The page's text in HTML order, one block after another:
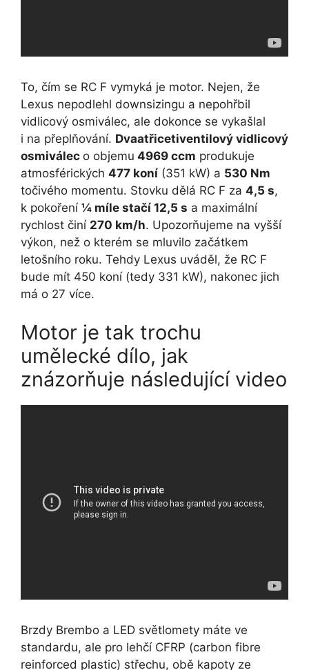
To, čím se RC F vymyká je motor. Nejen, že
Lexus nepodlehl downsizingu a nepohřbil
vidlicový osmiválec, ale dokonce se vykašlal
i na přeplňování. Dvaatřicetiventilový vidlicový
osmiválec o objemu 4969 ccm produkuje
atmosférických 477 koní (351 kW) a 530 Nm
točivého momentu. Stovku dělá RC F za 4,5 s,
k pokoření ¼ míle stačí 12,5 s a maximální
rychlost činí 270 km/h. Upozorňujeme na vyšší
výkon, než o kterém se mluvilo začátkem
letošního roku. Tehdy Lexus uváděl, že RC F
bude mít 450 koní (tedy 331 kW), nakonec jich
má o 27 více.
Motor je tak trochu
umělecké dílo, jak
znázorňuje následující video
Brzdy Brembo a LED světlomety máte ve
standardu, ale pro lehčí CFRP (carbon fibre
reinforced plastic) střechu, obě kapoty ze